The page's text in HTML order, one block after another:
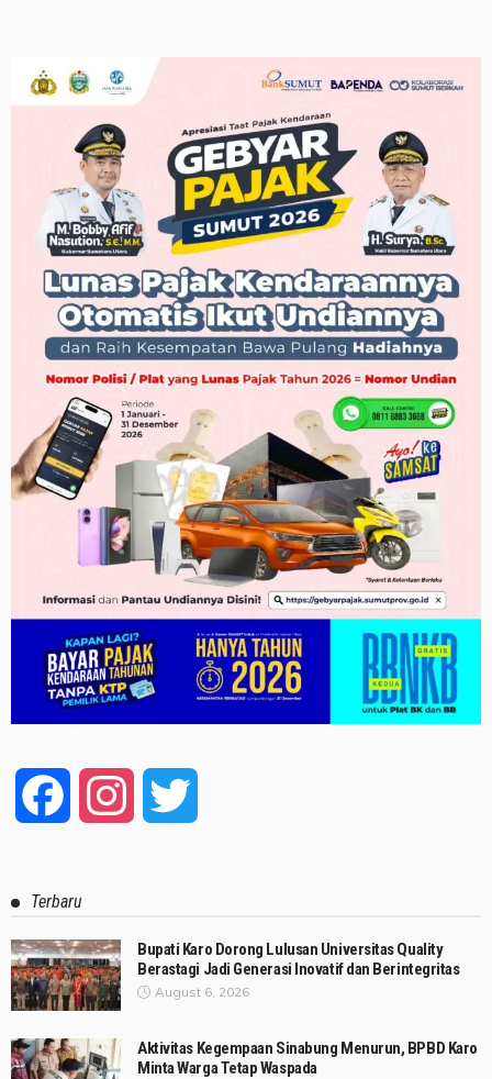
Facebook Instagram
Terbaru
Bupati Karo Dorong Lulusan Universitas Quality
Berastagi Jadi Generasi Inovatif dan Berintegritas
August 6, 2026
Aktivitas Kegempaan Sinabung Menurun, BPBD Karo
Minta Warga Tetap Waspada